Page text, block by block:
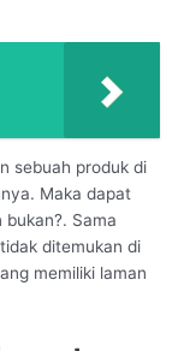
sebuah produk di
Maka dapat
Sama
ditemukan di
memiliki laman